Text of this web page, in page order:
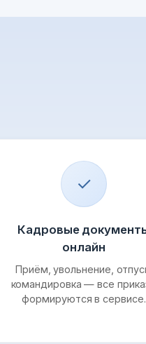
✓
Кадровые
онлайн
Приём, увольнение,
командировка — все
формируются в сервисе.